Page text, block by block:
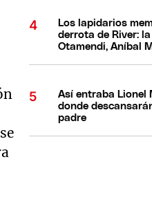
Los lapidarios
derrota de River:
Otamendi, Aníbal
Así entraba Lionel
donde
padre